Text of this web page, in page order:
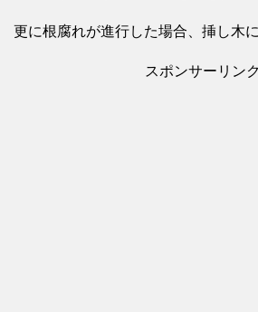
更に根腐れが進行した場合、挿し木
スポンサーリンク